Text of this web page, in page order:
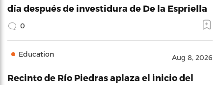
día después de investidura de De la Espriella
0
Education Aug 8, 2026
Recinto de Río Piedras aplaza el inicio del